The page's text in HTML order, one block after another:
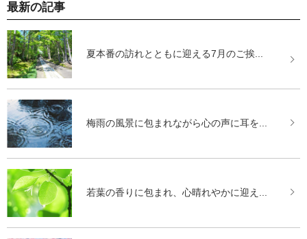
最新の記事
夏本番の訪れとともに迎える7月のご挨...
梅雨の風景に包まれながら心の声に耳を...
若葉の香りに包まれ、心晴れやかに迎え...